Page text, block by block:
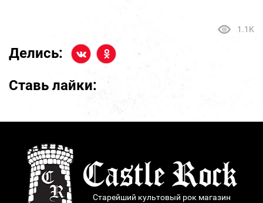
1.1K
Делись:
Ставь лайки:
Старейший культовый рок магазин